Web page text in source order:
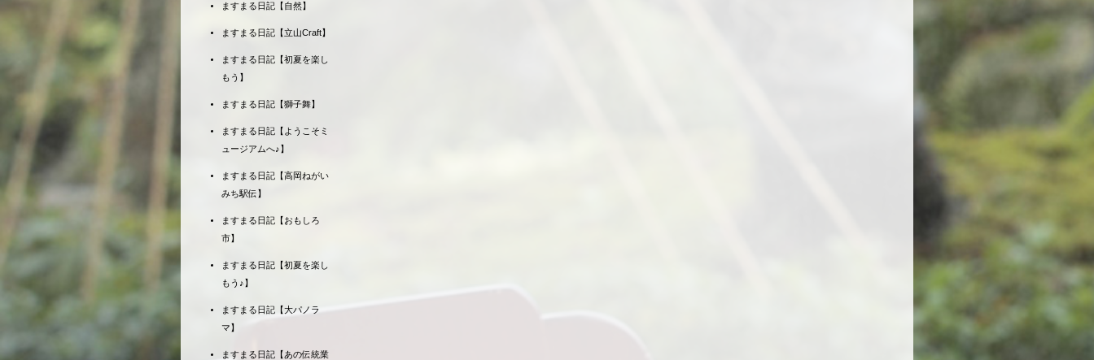
ますまる日記【自然】
ますまる日記【立山Craft】
ますまる日記【初夏を楽し
もう】
ますまる日記【獅子舞】
ますまる日記【ようこそミ
ュージアムへ♪】
ますまる日記【高岡ねがい
みち駅伝】
ますまる日記【おもしろ
市】
ますまる日記【初夏を楽し
もう♪】
ますまる日記【大パノラ
マ】
ますまる日記【あの伝統業